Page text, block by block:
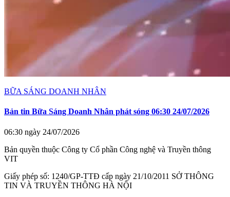
BỮA SÁNG DOANH NHÂN
Bản tin Bữa Sáng Doanh Nhân phát sóng 06:30 24/07/2026
06:30 ngày 24/07/2026
Bản quyền thuộc Công ty Cổ phần Công nghệ và Truyền thông
VIT
Giấy phép số: 1240/GP-TTĐ cấp ngày 21/10/2011 SỞ THÔNG
TIN VÀ TRUYỀN THÔNG HÀ NỘI